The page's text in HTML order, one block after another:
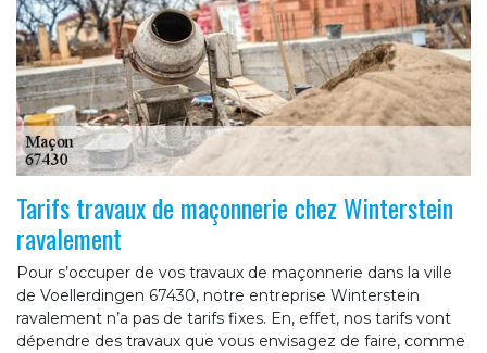
Tarifs travaux de maçonnerie chez Winterstein
ravalement
Pour s’occuper de vos travaux de maçonnerie dans la ville
de Voellerdingen 67430, notre entreprise Winterstein
ravalement n’a pas de tarifs fixes. En, effet, nos tarifs vont
dépendre des travaux que vous envisagez de faire, comme